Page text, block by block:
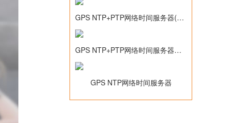
GPS NTP+PTP网络时间服务器(TM2000B)
GPS NTP+PTP网络时间服务器，带10Mz参考频率输出(TM2500C)
GPS NTP网络时间服务器